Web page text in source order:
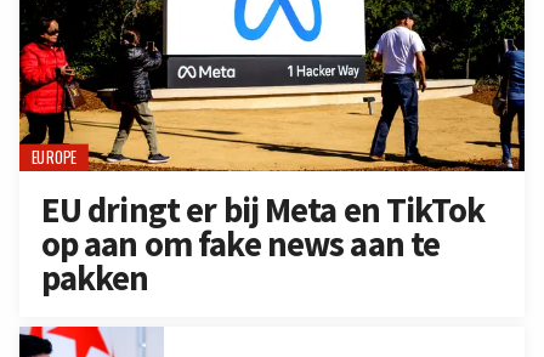
EUROPE
EU dringt er bij Meta en TikTok
op aan om fake news aan te
pakken